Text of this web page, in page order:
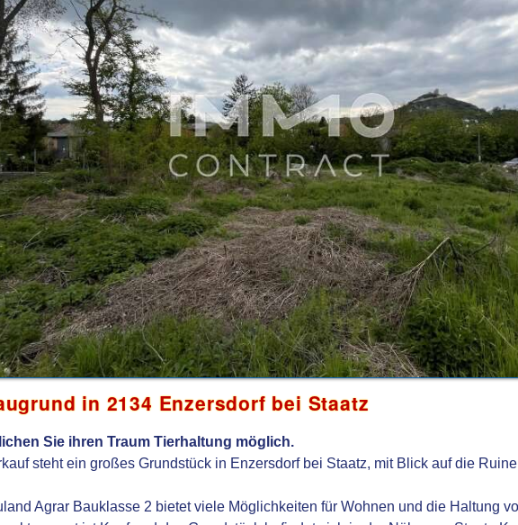
in 2134 Enzersdorf bei Staatz
Sie ihren Traum Tierhaltung möglich.
steht ein großes Grundstück in Enzersdorf bei Staatz, mit Blick auf die
Agrar Bauklasse 2 bietet viele Möglichkeiten für Wohnen und die Haltung